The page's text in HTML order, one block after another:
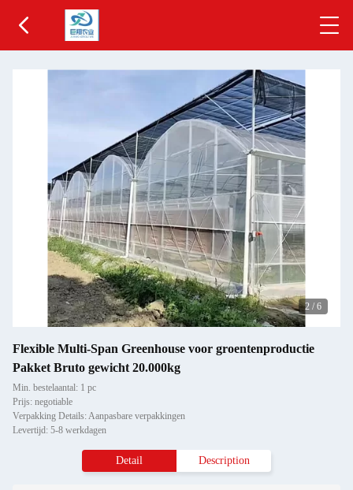
2 / 6
Flexible Multi-Span Greenhouse voor groentenproductie
Pakket Bruto gewicht 20.000kg
Min. bestelaantal: 1 pc
Prijs: negotiable
Verpakking Details: Aanpasbare verpakkingen
Levertijd: 5-8 werkdagen
Detail Description